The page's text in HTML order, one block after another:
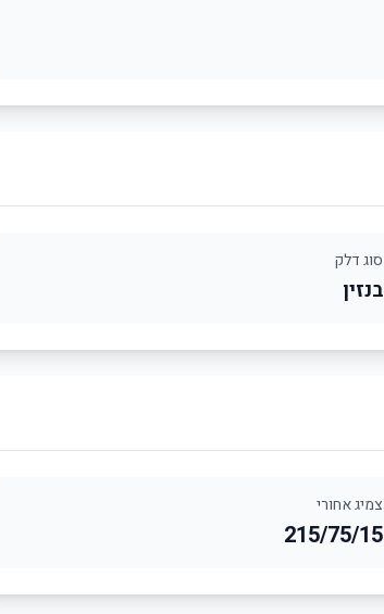
סוג דלק
בנזין
צמיג אחורי
215/75/15